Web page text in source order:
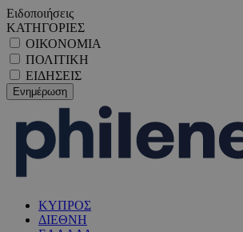
Ειδοποιήσεις
ΚΑΤΗΓΟΡΙΕΣ
ΟΙΚΟΝΟΜΙΑ
ΠΟΛΙΤΙΚΗ
ΕΙΔΗΣΕΙΣ
ΚΥΠΡΟΣ
ΔΙΕΘΝΗ